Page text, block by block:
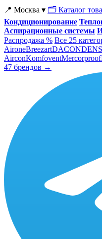
📍 Москва ▾ 🗂 Каталог
Кондиционирование
Аспирационные системы
Распродажа % Все 25
AironeBreezartDACOND
AirconKomfoventMercorproof
47 брендов →